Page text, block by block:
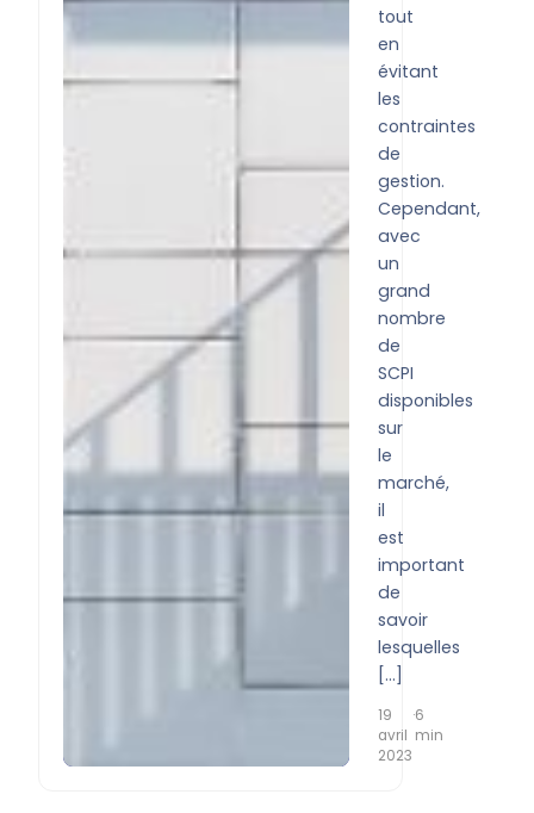
tout
en
évitant
les
contraintes
de
gestion.
Cependant,
avec
un
grand
nombre
de
SCPI
disponibles
sur
le
marché,
il
est
important
de
savoir
lesquelles
[…]
19
avril
2023
·6
min